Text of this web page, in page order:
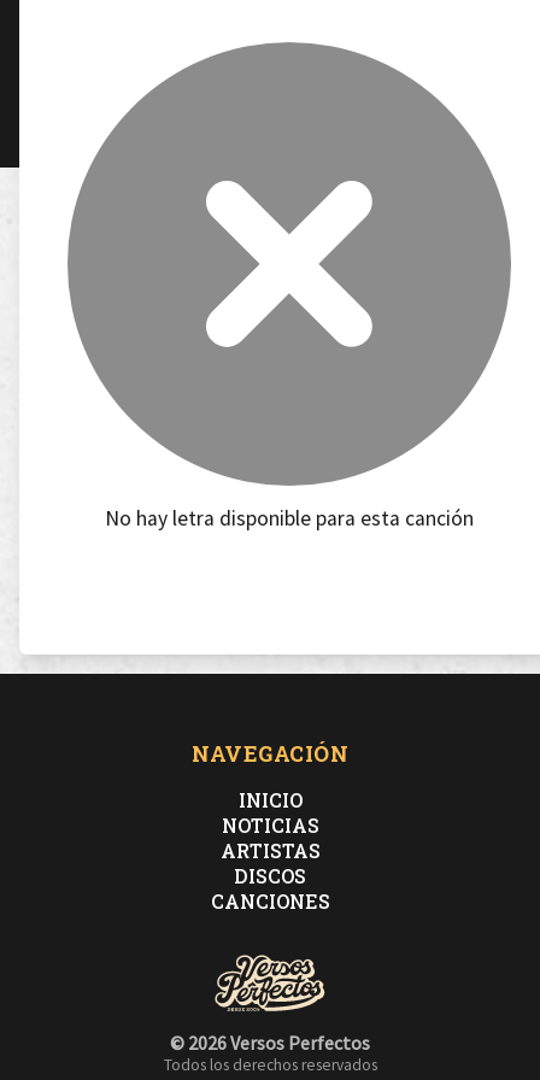
No hay letra disponible para esta canción
NAVEGACIÓN
INICIO
NOTICIAS
ARTISTAS
DISCOS
CANCIONES
© 2026 Versos Perfectos
Todos los derechos reservados